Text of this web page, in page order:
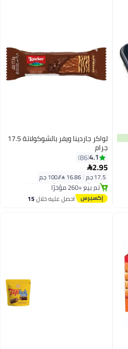
لواكر جاردينا ويفر بالشوكولاتة 17.5
جرام
4.1
86
2.95
17.5 جم |
توصيل مجاني
باقي 1 وحدات في المخزون
تم بيع +260 مؤخرًا
توصيل مجاني
احصل عليه خلال15